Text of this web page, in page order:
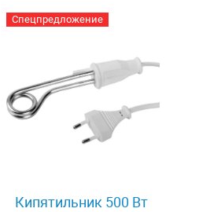
Спецпредложение
Кипятильник 500 Вт